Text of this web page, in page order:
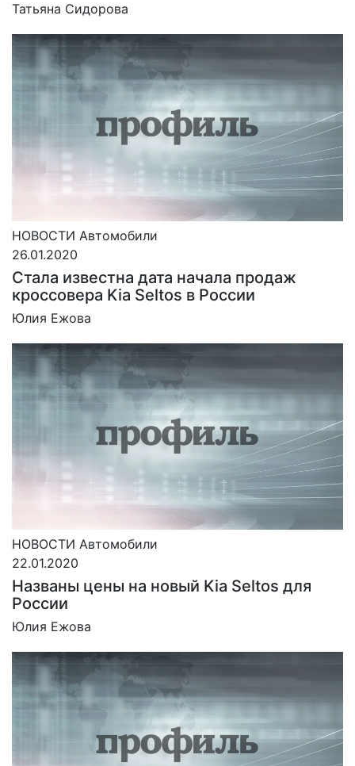
Татьяна Сидорова
НОВОСТИ Автомобили
26.01.2020
Стала известна дата начала продаж
кроссовера Kia Seltos в России
Юлия Ежова
НОВОСТИ Автомобили
22.01.2020
Названы цены на новый Kia Seltos для
России
Юлия Ежова